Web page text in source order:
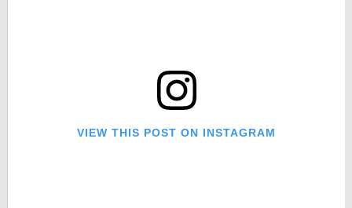
VIEW THIS POST ON INSTAGRAM